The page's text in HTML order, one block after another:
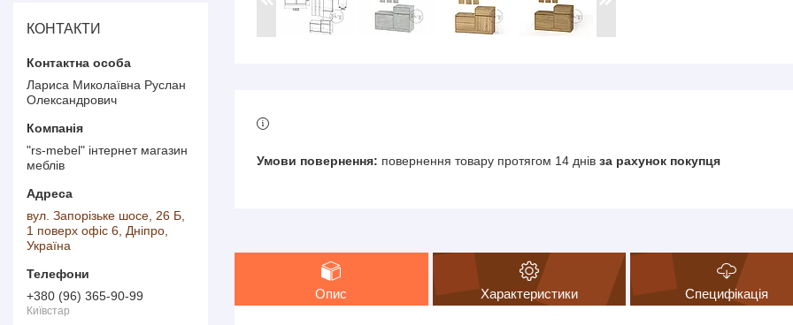
повернення товару протягом 14 днів за рахунок покупця
Опис Характеристики Специфікація
КОНТАКТИ
Лариса Миколаївна Руслан
Олександрович
"rs-mebel" інтернет магазин
меблів
вул. Запорізьке шосе, 26 Б,
1 поверх офіс 6, Дніпро,
Україна
+380 (96) 365-90-99
Київстар